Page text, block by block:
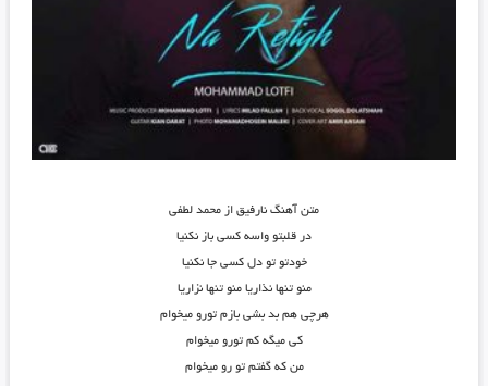
متن آهنگ نارفیق از محمد لطفی
در قلبتو واسه کسی باز نکنیا
خودتو تو دل کسی جا نکنیا
منو تنها نذاریا منو تنها نزاریا
هرچی هم بد بشی بازم تورو میخوام
کی میگه کم تورو میخوام
من که گفتم تو رو میخوام